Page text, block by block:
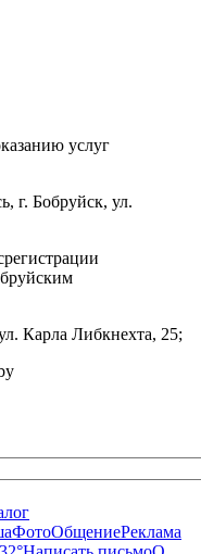
услуг
г. Бобруйск, ул.
Карла Либкнехта, 25;
ФотоОбщениеРеклама